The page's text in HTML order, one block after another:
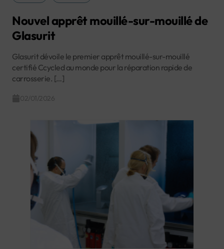
Nouvel apprêt mouillé-sur-mouillé de
Glasurit
Glasurit dévoile le premier apprêt mouillé-sur-mouillé
certifié Ccycled au monde pour la réparation rapide de
carrosserie. […]